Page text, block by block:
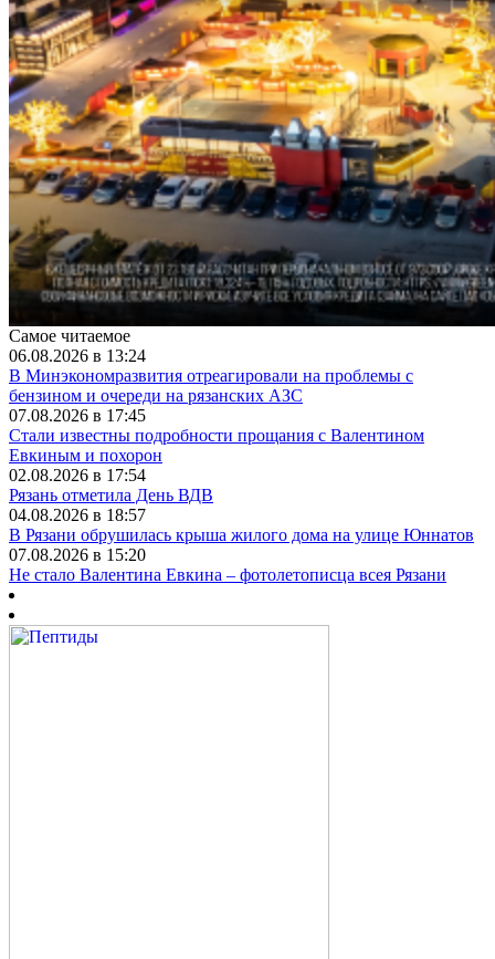
Самое читаемое
06.08.2026 в 13:24
В Минэкономразвития отреагировали на проблемы с
бензином и очереди на рязанских АЗС
07.08.2026 в 17:45
Стали известны подробности прощания с Валентином
Евкиным и похорон
02.08.2026 в 17:54
Рязань отметила День ВДВ
04.08.2026 в 18:57
В Рязани обрушилась крыша жилого дома на улице Юннатов
07.08.2026 в 15:20
Не стало Валентина Евкина – фотолетописца всея Рязани